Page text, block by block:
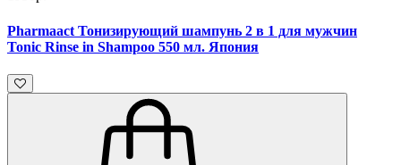
Pharmaact Тонизирующий шампунь 2 в 1 для мужчин
Tonic Rinse in Shampoo 550 мл. Япония